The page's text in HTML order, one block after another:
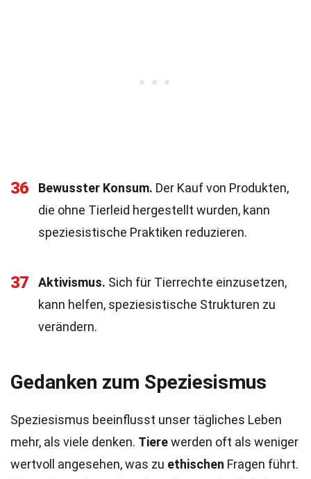
36 Bewusster Konsum. Der Kauf von Produkten,
die ohne Tierleid hergestellt wurden, kann
speziesistische Praktiken reduzieren.
37 Aktivismus. Sich für Tierrechte einzusetzen,
kann helfen, speziesistische Strukturen zu
verändern.
Gedanken zum Speziesismus
Speziesismus beeinflusst unser tägliches Leben
mehr, als viele denken. Tierewerden oft als weniger
wertvoll angesehen, was zu ethischen Fragen führt.